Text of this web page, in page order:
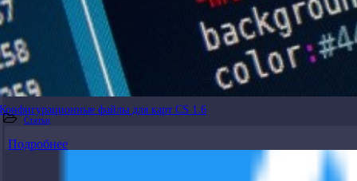
Конфигурационные файлы для карт CS 1.6
Статьи
Подробнее